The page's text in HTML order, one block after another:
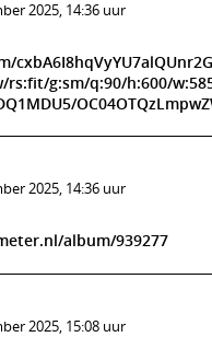
2025, 14:36 uur
rs:fit/g:sm/q:90/h:600/
2025, 14:36 uur
album/939277
2025, 15:08 uur